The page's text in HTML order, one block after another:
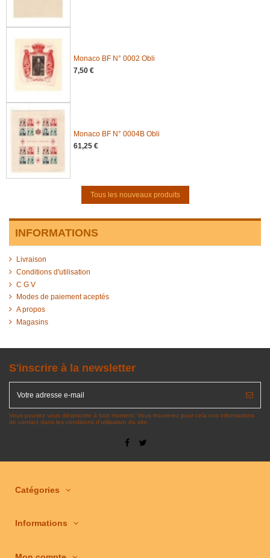
Monaco BF N° 0002 Obli
7,50 €
Monaco BF N° 0004B Obli
61,25 €
Tous les nouveaux produits
INFORMATIONS
Livraison
Conditions d'utilisation
C G V
Modes de paiement aceptés
A propos
Magasins
S'inscrire à la newsletter
Vous pouvez vous désinscrire à tout moment. Vous trouverez pour cela nos informations
de contact dans les conditions d'utilisation du site.
Catégories
Informations